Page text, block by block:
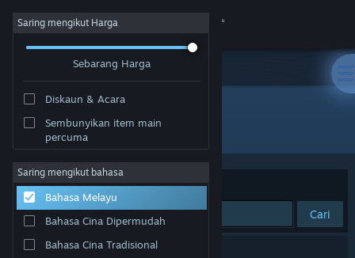
Sign in
Tentang
Sokongan
Ubah bahasa
Saring mengikut Harga
Sebarang Harga
Diskaun & Acara
Sembunyikan item main
percuma
Saring mengikut bahasa
Bahasa Melayu
Bahasa Cina Dipermudah
Bahasa Cina Tradisional
Penerbit: Omnitron Studios
Susun mengikut Perkaitan
Cari
0 hasil sepadan dengan carian anda.